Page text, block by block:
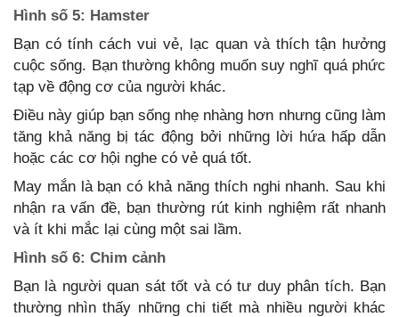
Hình số 5: Hamster
Bạn có tính cách vui vẻ, lạc quan và thích tận hưởng
cuộc sống. Bạn thường không muốn suy nghĩ quá phức
tạp về động cơ của người khác.
Điều này giúp bạn sống nhẹ nhàng hơn nhưng cũng làm
tăng khả năng bị tác động bởi những lời hứa hấp dẫn
hoặc các cơ hội nghe có vẻ quá tốt.
May mắn là bạn có khả năng thích nghi nhanh. Sau khi
nhận ra vấn đề, bạn thường rút kinh nghiệm rất nhanh
và ít khi mắc lại cùng một sai lầm.
Hình số 6: Chim cảnh
Bạn là người quan sát tốt và có tư duy phân tích. Bạn
thường nhìn thấy những chi tiết mà nhiều người khác